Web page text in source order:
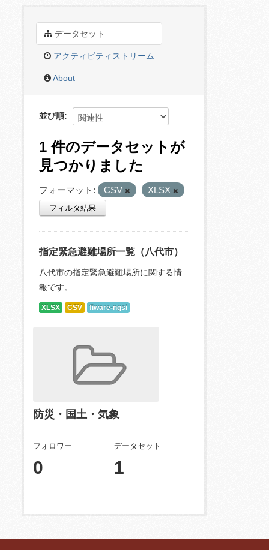
データセット
アクティビティストリーム
About
並び順
1 件のデータセットが
見つかりました
フォーマット: CSV XLSX
フィルタ結果
指定緊急避難場所一覧（八代市）
八代市の指定緊急避難場所に関する情
報です。
XLSX CSV fiware-ngsi
防災・国土・気象
フォロワー
0
データセット
1